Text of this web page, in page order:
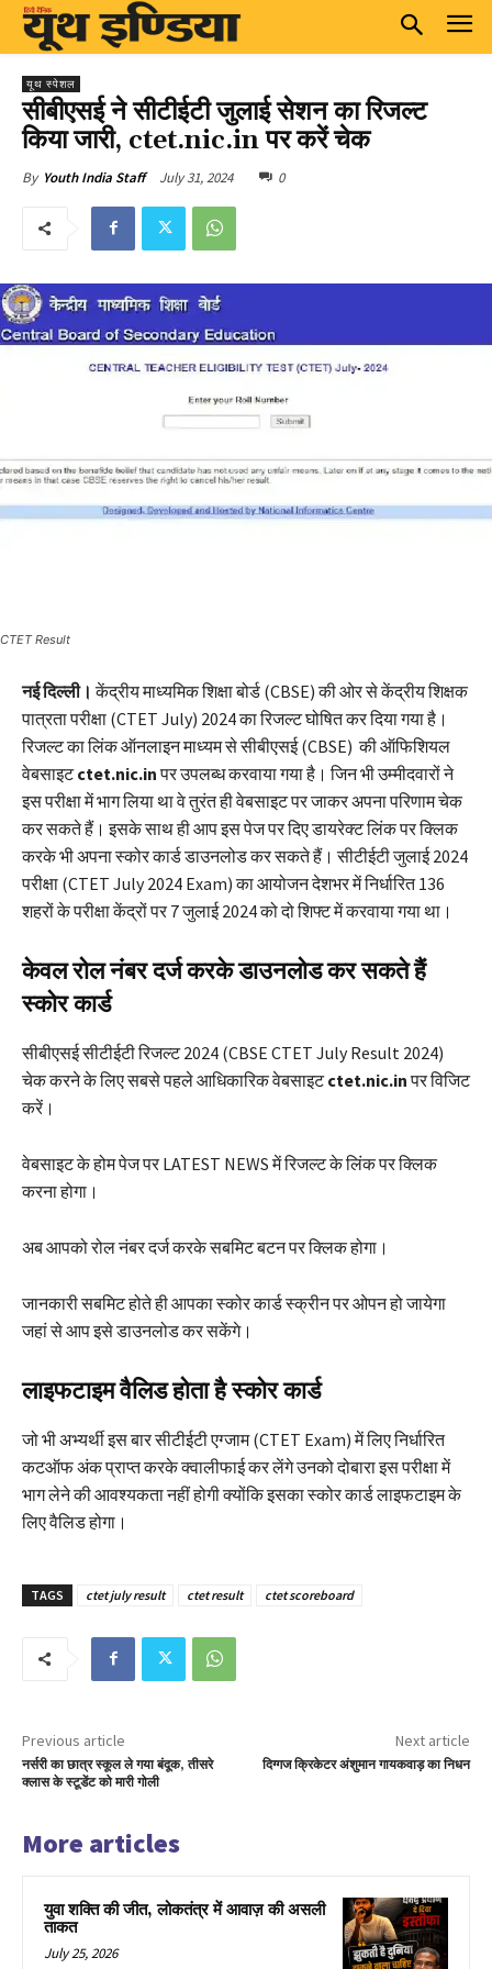
यूथ स्पेशल
सीबीएसई ने सीटीईटी जुलाई सेशन का रिजल्ट
किया जारी, ctet.nic.in पर करें चेक
By Youth India Staff July 31, 2024 0
CTET Result
नई दिल्ली। केंद्रीय माध्यमिक शिक्षा बोर्ड (CBSE) की ओर से केंद्रीय शिक्षक
पात्रता परीक्षा (CTET July) 2024 का रिजल्ट घोषित कर दिया गया है।
रिजल्ट का लिंक ऑनलाइन माध्यम से सीबीएसई (CBSE) की ऑफिशियल
वेबसाइटctet.nic.inपर उपलब्ध करवाया गया है। जिन भी उम्मीदवारों ने
इस परीक्षा में भाग लिया था वे तुरंत ही वेबसाइट पर जाकर अपना परिणाम चेक
कर सकते हैं। इसके साथ ही आप इस पेज पर दिए डायरेक्ट लिंक पर क्लिक
करके भी अपना स्कोर कार्ड डाउनलोड कर सकते हैं। सीटीईटी जुलाई 2024
परीक्षा (CTET July 2024 Exam) का आयोजन देशभर में निर्धारित 136
शहरों के परीक्षा केंद्रों पर 7 जुलाई 2024 को दो शिफ्ट में करवाया गया था।
केवल रोल नंबर दर्ज करके डाउनलोड कर सकते हैं
स्कोर कार्ड
सीबीएसई सीटीईटी रिजल्ट 2024 (CBSE CTET July Result 2024)
चेक करने के लिए सबसे पहले आधिकारिक वेबसाइटctet.nic.inपर विजिट
करें।
वेबसाइट के होम पेज पर LATEST NEWS में रिजल्ट के लिंक पर क्लिक
करना होगा।
अब आपको रोल नंबर दर्ज करके सबमिट बटन पर क्लिक होगा।
जानकारी सबमिट होते ही आपका स्कोर कार्ड स्क्रीन पर ओपन हो जायेगा
जहां से आप इसे डाउनलोड कर सकेंगे।
लाइफटाइम वैलिड होता है स्कोर कार्ड
जो भी अभ्यर्थी इस बार सीटीईटी एग्जाम (CTET Exam) में लिए निर्धारित
कटऑफ अंक प्राप्त करके क्वालीफाई कर लेंगे उनको दोबारा इस परीक्षा में
भाग लेने की आवश्यकता नहीं होगी क्योंकि इसका स्कोर कार्ड लाइफटाइम के
लिए वैलिड होगा।
TAGS ctet july result ctet result ctet scoreboard
Previous article
नर्सरी का छात्र स्कूल ले गया बंदूक, तीसरे
क्लास के स्टूडेंट को मारी गोली
Next article
दिग्गज क्रिकेटर अंशुमान गायकवाड़ का निधन
More articles
युवा शक्ति की जीत, लोकतंत्र में आवाज़ की असली
ताकत
July 25, 2026